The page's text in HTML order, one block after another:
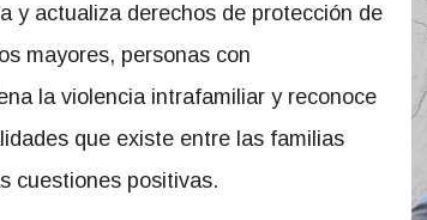
y actualiza derechos de protección de
mayores, personas con
la violencia intrafamiliar y reconoce
que existe entre las familias
cuestiones positivas.